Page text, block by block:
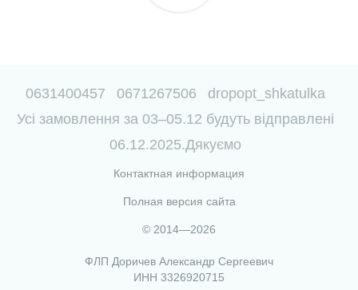
0631400457 0671267506
dropopt_shkatulka
Усі замовлення за 03–05.12 будуть відправлені
06.12.2025.Дякуємо
Контактная информация
Полная версия сайта
© 2014—2026
ФЛП Доричев Александр Сергеевич
ИНН 3326920715